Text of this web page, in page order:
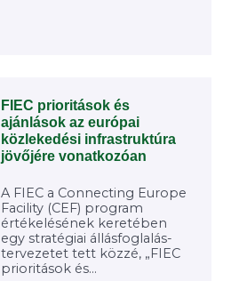
FIEC prioritások és
ajánlások az európai
közlekedési infrastruktúra
jövőjére vonatkozóan
A FIEC a Connecting Europe
Facility (CEF) program
értékelésének keretében
egy stratégiai állásfoglalás-
tervezetet tett közzé, „FIEC
prioritások és...